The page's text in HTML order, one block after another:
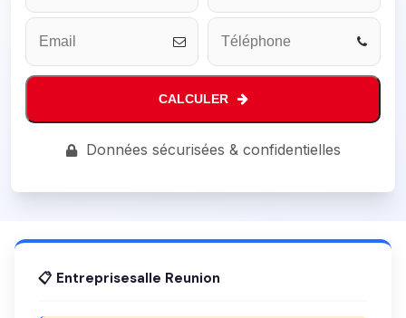
CALCULER
Données sécurisées & confidentielles
📋 Entreprisesalle Reunion